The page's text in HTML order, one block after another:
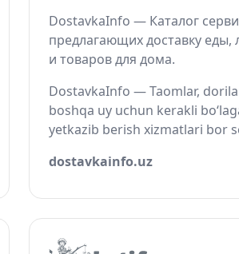
DostavkaInfo — Каталог
предлагающих доставку еды,
и товаров для дома.
DostavkaInfo — Taomlar,
boshqa uy uchun kerakli
yetkazib berish xizmatlari bor
dostavkainfo.uz